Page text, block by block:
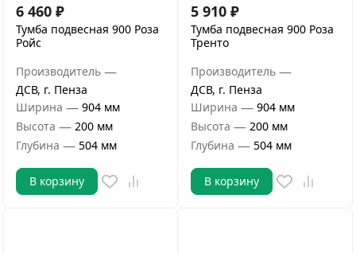
6 460 ₽
Тумба подвесная 900 Роза
Ройс
Производитель —
ДСВ, г. Пенза
Ширина — 904 мм
Высота — 200 мм
Глубина — 504 мм
В корзину
5 910 ₽
Тумба подвесная 900 Роза
Тренто
Производитель —
ДСВ, г. Пенза
Ширина — 904 мм
Высота — 200 мм
Глубина — 504 мм
В корзину